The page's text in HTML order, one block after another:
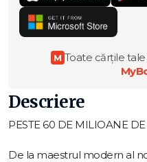
M Toate cărțile
Descriere
PESTE 60 DE MILIOANE
De la maestrul modern al